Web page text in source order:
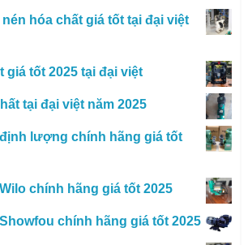
hóa chất giá tốt tại đại việt
giá tốt 2025 tại đại việt
tại đại việt năm 2025
lượng chính hãng giá tốt
chính hãng giá tốt 2025
chính hãng giá tốt 2025